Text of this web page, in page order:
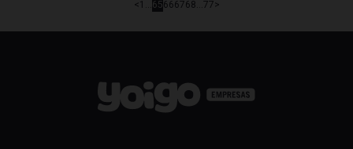
< 1 65666768 77 >